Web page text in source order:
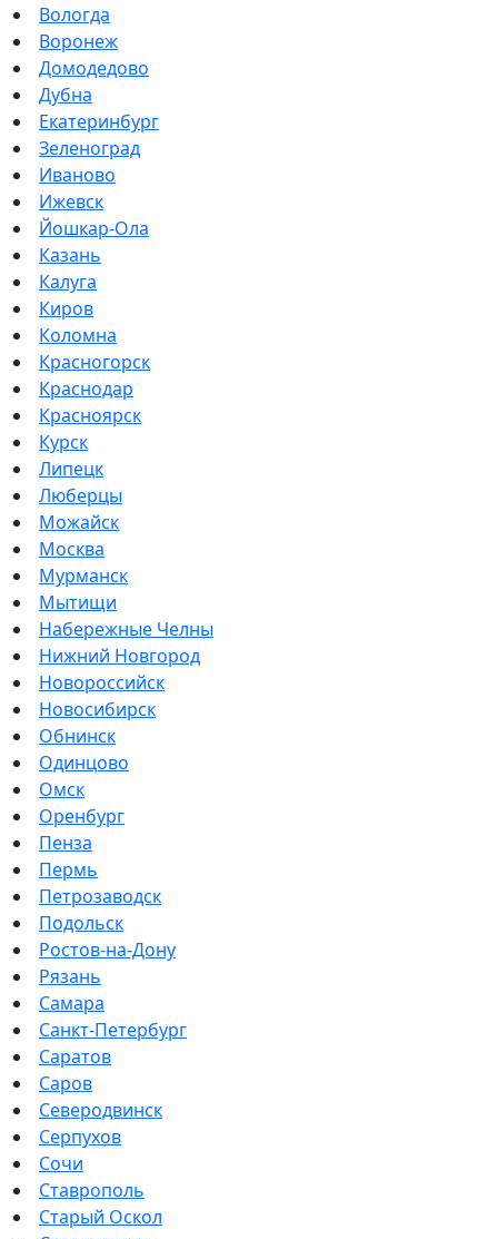
Вологда
Воронеж
Домодедово
Дубна
Екатеринбург
Зеленоград
Иваново
Ижевск
Йошкар-Ола
Казань
Калуга
Киров
Коломна
Красногорск
Краснодар
Красноярск
Курск
Липецк
Люберцы
Можайск
Москва
Мурманск
Мытищи
Набережные Челны
Нижний Новгород
Новороссийск
Новосибирск
Обнинск
Одинцово
Омск
Оренбург
Пенза
Пермь
Петрозаводск
Подольск
Ростов-на-Дону
Рязань
Самара
Санкт-Петербург
Саратов
Саров
Северодвинск
Серпухов
Сочи
Ставрополь
Старый Оскол